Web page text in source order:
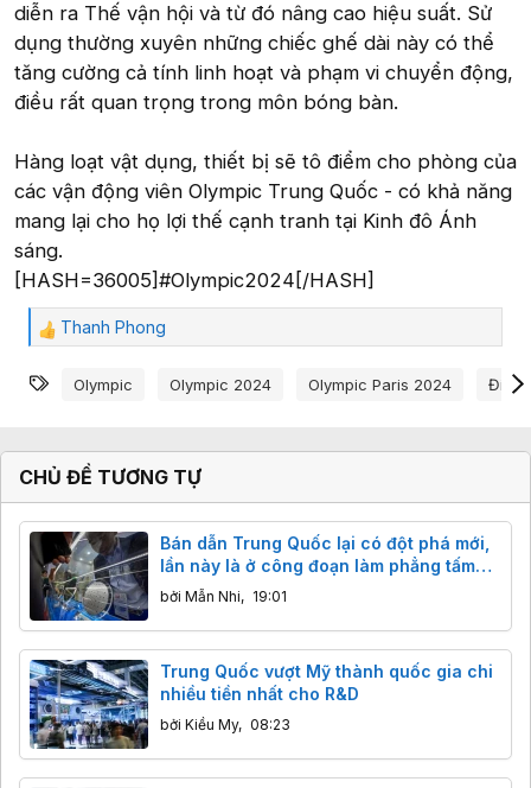
diễn ra Thế vận hội và từ đó nâng cao hiệu suất. Sử
dụng thường xuyên những chiếc ghế dài này có thể
tăng cường cả tính linh hoạt và phạm vi chuyển động,
điều rất quan trọng trong môn bóng bàn.
Hàng loạt vật dụng, thiết bị sẽ tô điểm cho phòng của
các vận động viên Olympic Trung Quốc - có khả năng
mang lại cho họ lợi thế cạnh tranh tại Kinh đô Ánh
sáng.
[HASH=36005]#Olympic2024[/HASH]
C
m
c
:
Thanh Phong
Từ khóa
Olympic Olympic 2024 Olympic Paris 2024 Điều
CHỦ ĐỀ TƯƠNG TỰ
Bán dẫn Trung Quốc lại có đột phá mới,
lần này là ở công đoạn làm phẳng tấm
wafer
bởi Mẫn Nhi, 19:01
Trung Quốc vượt Mỹ thành quốc gia chi
nhiều tiền nhất cho R&D
bởi Kiều My, 08:23